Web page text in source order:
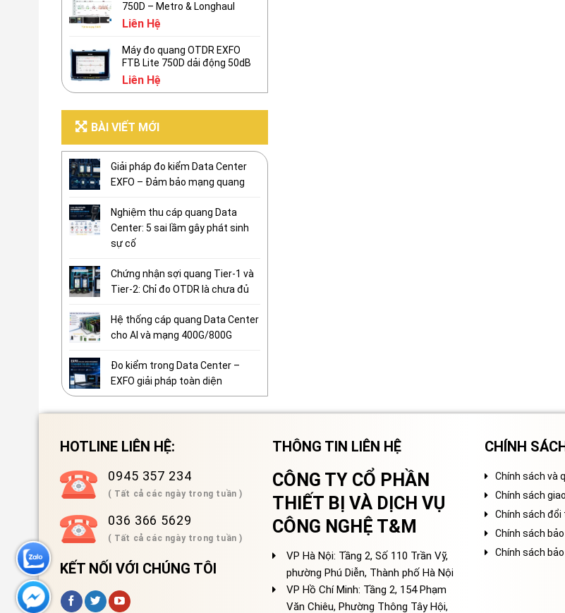
750D – Metro & Longhaul
Liên Hệ
Máy đo quang OTDR EXFO
FTB Lite 750D dải động 50dB
Liên Hệ
BÀI VIẾT MỚI
Giải pháp đo kiểm Data Center
EXFO – Đảm bảo mạng quang
Nghiệm thu cáp quang Data
Center: 5 sai lầm gây phát sinh
sự cố
Chứng nhận sợi quang Tier-1 và
Tier-2: Chỉ đo OTDR là chưa đủ
Hệ thống cáp quang Data Center
cho AI và mạng 400G/800G
Đo kiểm trong Data Center –
EXFO giải pháp toàn diện
HOTLINE LIÊN HỆ:
0945 357 234
( Tất cả các ngày trong tuần )
036 366 5629
( Tất cả các ngày trong tuần )
KẾT NỐI VỚI CHÚNG TÔI
THÔNG TIN LIÊN HỆ
CÔNG TY CỔ PHẦN
THIẾT BỊ VÀ DỊCH VỤ
CÔNG NGHỆ T&M
VP Hà Nội: Tầng 2, Số 110 Trần Vỹ,
phường Phú Diễn, Thành phố Hà Nội
VP Hồ Chí Minh: Tầng 2, 154 Phạm
Văn Chiêu, Phường Thông Tây Hội,
CHÍNH
Chính sách và
Chính sách
Chính sách đổi
Chính sách
Chính sách